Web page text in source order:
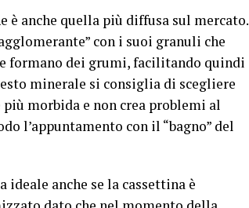
è anche quella più diffusa sul mercato.
con i suoi granuli che
formano dei grumi, facilitando quindi
minerale si consiglia di scegliere
morbida e non crea problemi al
l’appuntamento con il “bagno” del
anche se la cassettina è